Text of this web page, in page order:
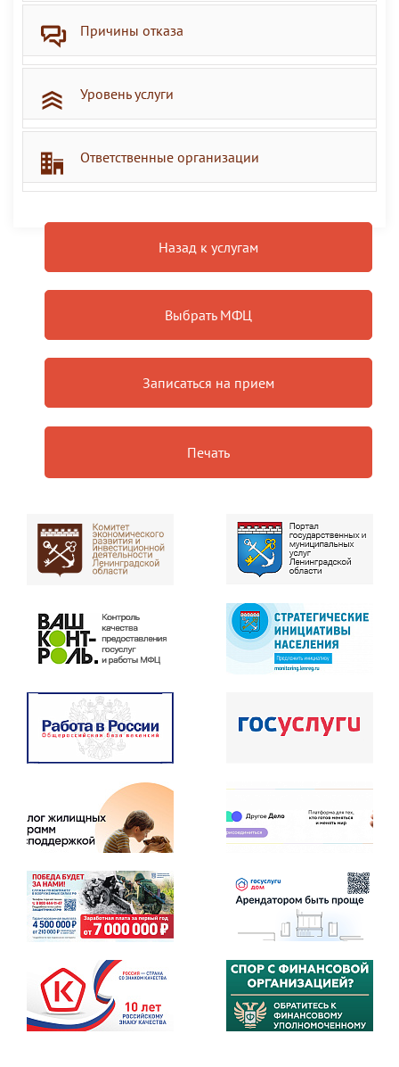
Причины отказа
Уровень услуги
Ответственные организации
Назад к услугам
Выбрать МФЦ
Записаться на прием
Печать